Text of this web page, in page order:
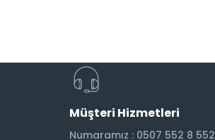
Müşteri Hizmetleri
Numaramız : 0507 552 8 552